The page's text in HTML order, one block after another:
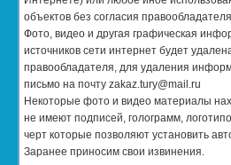
объектов без согласия правообладателя.
Фото, видео и другая графическая
источников сети интернет будет
правообладателя, для удаления
письмо на почту zakaz.tury@mail.ru
Некоторые фото и видео материалы
не имеют подписей, голограмм,
черт которые позволяют установить
Заранее приносим свои извинения.